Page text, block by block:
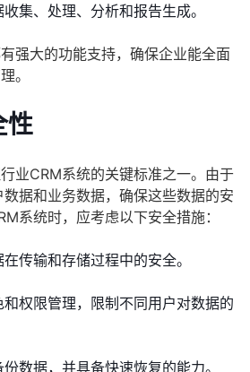
集、处理、分析和报告生成。
强大的功能支持，确保企业能全面
。
性
业CRM系统的关键标准之一。由于
据和业务数据，确保这些数据的安
系统时，应考虑以下安全措施：
传输和存储过程中的安全。
和权限管理，限制不同用户对数据的
份数据，并具备快速恢复的能力。